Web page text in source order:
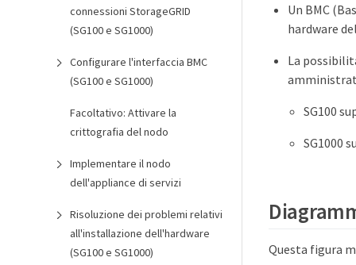
connessioni StorageGRID
(SG100 e SG1000)
Configurare l'interfaccia BMC
(SG100 e SG1000)
Facoltativo: Attivare la
crittografia del nodo
Implementare il nodo
dell'appliance di servizi
Risoluzione dei problemi relativi
all'installazione dell'hardware
(SG100 e SG1000)
Un BMC
hardware
La
SG100
SG1000
Questa figura